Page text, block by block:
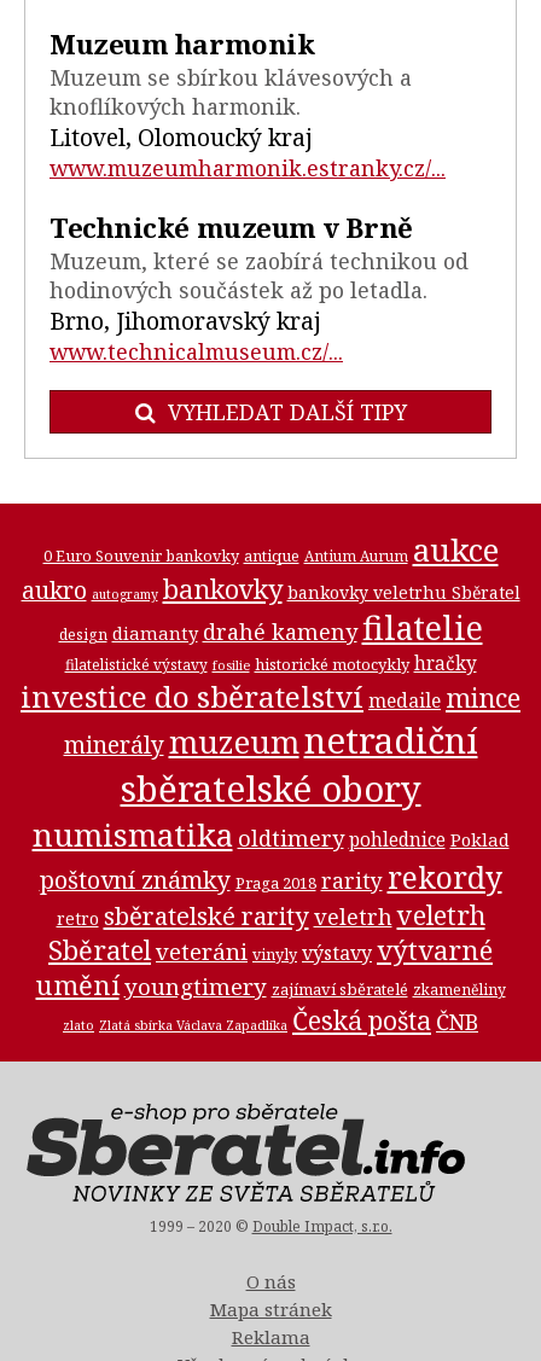
Muzeum harmonik
Muzeum se sbírkou klávesových a
knoflíkových harmonik.
Litovel, Olomoucký kraj
www.muzeumharmonik.estranky.cz/...
Technické muzeum v Brně
Muzeum, které se zaobírá technikou od
hodinových součástek až po letadla.
Brno, Jihomoravský kraj
www.technicalmuseum.cz/...
VYHLEDAT DALŠÍ TIPY
0 Euro Souvenir bankovky antique Antium Aurum aukce
aukro autogramy bankovky bankovky veletrhu Sběratel
design diamanty drahé kamenyfilatelie
filatelistické výstavy fosilie historické motocykly hračky
investice do sběratelství medaile mince
minerálymuzeumnetradiční
sběratelské obory
numismatika oldtimery pohlednice Poklad
poštovní známky Praga 2018 rarity rekordy
retro sběratelské rarityveletrhveletrh
Sběratelveteráni vinyly výstavyvýtvarné
uměníyoungtimery zajímaví sběratelé zkameněliny
zlato Zlatá sbírka Václava Zapadlíka Česká pošta ČNB
1999 – 2020 © Double Impact, s.r.o.
O nás
Mapa stránek
Reklama